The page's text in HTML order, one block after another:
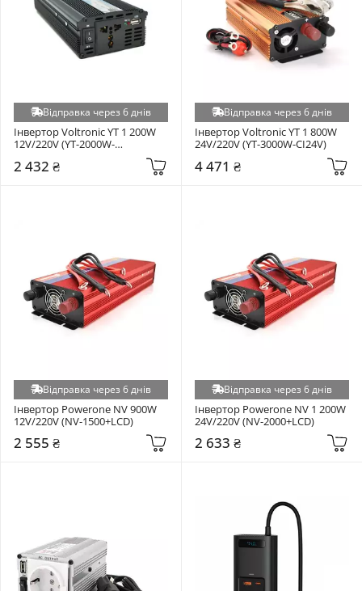
Відправка через 6 днів
Інвертор Voltronic YT 1 200W
12V/220V (YT-2000W-
2 432 ₴
Відправка через 6 днів
Інвертор Voltronic YT 1 800W
24V/220V (YT-3000W-CI24V)
4 471 ₴
Відправка через 6 днів
Інвертор Powerone NV 900W
12V/220V (NV-1500+LCD)
2 555 ₴
Відправка через 6 днів
Інвертор Powerone NV 1 200W
24V/220V (NV-2000+LCD)
2 633 ₴